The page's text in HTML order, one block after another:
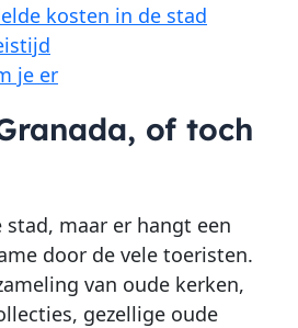
kosten in de stad
je er
of toch
stad, maar er hangt een
door de vele toeristen.
van oude kerken,
gezellige oude